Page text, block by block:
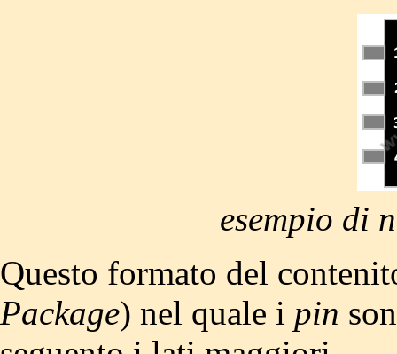
esempio di
Questo formato del
Package) nel quale i pin